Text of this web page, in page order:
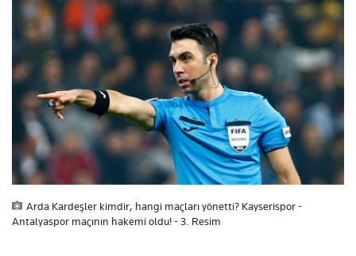
Arda Kardeşler kimdir, hangi maçları yönetti? Kayserispor -
Antalyaspor maçının hakemi oldu! - 3. Resim